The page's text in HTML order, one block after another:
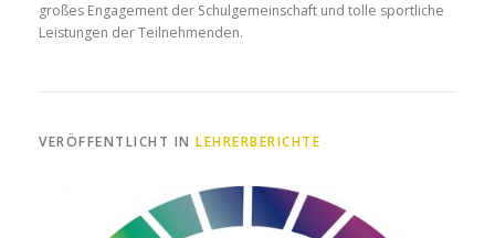
großes Engagement der Schulgemeinschaft und tolle sportliche
Leistungen der Teilnehmenden.
VERÖFFENTLICHT IN LEHRERBERICHTE